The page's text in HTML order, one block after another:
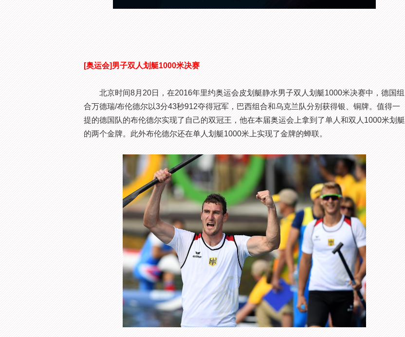
[奥运会]男子双人划艇1000米决赛
北京时间8月20日，在2016年里约奥运会皮划艇静水男子双人划艇1000米决赛中，德国组
合万德瑞/布伦德尔以3分43秒912夺得冠军，巴西组合和乌克兰队分别获得银、铜牌。值得一
提的德国队的布伦德尔实现了自己的双冠王，他在本届奥运会上拿到了单人和双人1000米划艇
的两个金牌。此外布伦德尔还在单人划艇1000米上实现了金牌的蝉联。